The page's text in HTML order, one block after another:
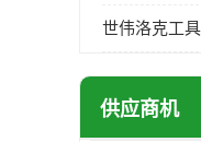
世伟洛克工具
供应商机